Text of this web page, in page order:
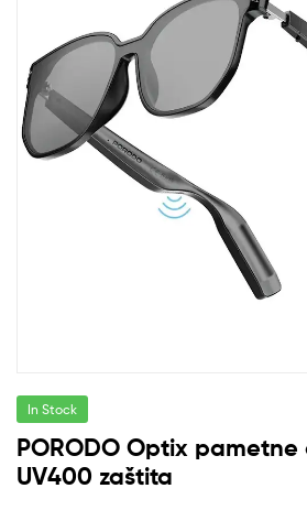
In Stock
PORODO Optix
UV400 zaštita